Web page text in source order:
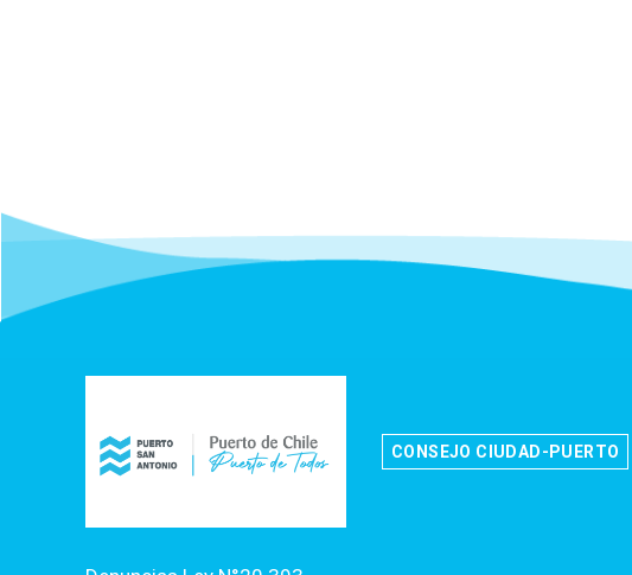
CONSEJO CIUDAD-PUERTO